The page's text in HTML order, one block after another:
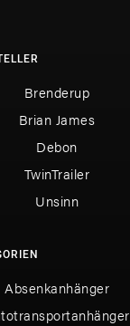
Brenderup
Brian James
Debon
TwinTrailer
Unsinn
Absenkanhänger